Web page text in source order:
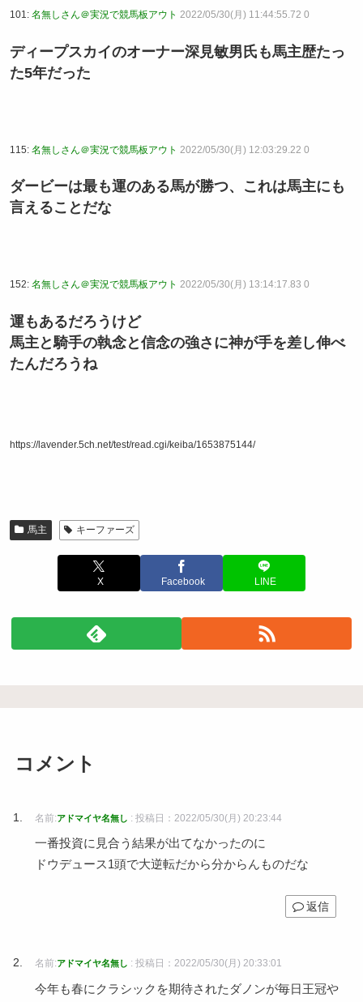
101: 名無しさん＠実況で競馬板アウト 2022/05/30(月) 11:44:55.72 0
ディープスカイのオーナー深見敏男氏も馬主歴たっ
た5年だった
115: 名無しさん＠実況で競馬板アウト 2022/05/30(月) 12:03:29.22 0
ダービーは最も運のある馬が勝つ、これは馬主にも
言えることだな
152: 名無しさん＠実況で競馬板アウト 2022/05/30(月) 13:14:17.83 0
運もあるだろうけど
馬主と騎手の執念と信念の強さに神が手を差し伸べ
たんだろうね
https://lavender.5ch.net/test/read.cgi/keiba/1653875144/
馬主 キーファーズ
X Facebook LINE
コメント
名前:アドマイヤ名無し : 投稿日：2022/05/30(月) 20:23:44
一番投資に見合う結果が出てなかったのに
ドウデュース1頭で大逆転だから分からんものだな
返信
名前:アドマイヤ名無し : 投稿日：2022/05/30(月) 20:33:01
今年も春にクラシックを期待されたダノンが毎日王冠や